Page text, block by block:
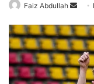
Faiz Abdullah
n
d
a
n